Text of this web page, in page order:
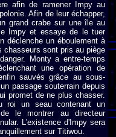
afin de ramener Impy au
Afin de leur échapper,
grand crabe sur ​​une île au
Impy et essaye de le tuer
déclenche un éboulement à
chasseurs sont pris au piège
Monty a entre-temps
une opération de
sauvés grâce au sous-
passage souterrain depuis
promet de ne plus chasser.
roi un seau contenant un
le montrer au directeur
L'existence d'Impy sera
sur Titiwou.